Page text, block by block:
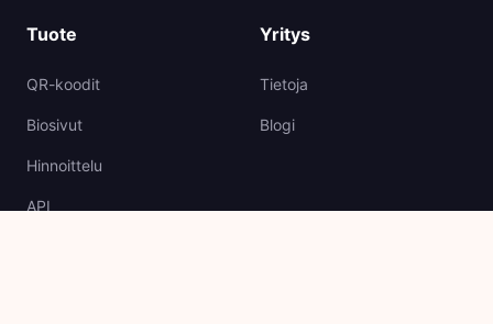
Tuote
QR-koodit
Biosivut
Hinnoittelu
API
Yritys
Tietoja
Blogi